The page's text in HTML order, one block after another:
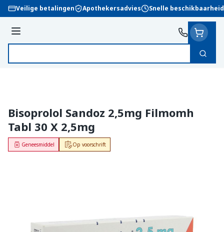
Ga naar de inhoud
Veilige betalingen Apothekersadvies Snelle beschikbaarheid
Menu
Zoek
Bisoprolol Sandoz 2,5mg Filmomh
Tabl 30 X 2,5mg
Op voorschrift
Geneesmiddel